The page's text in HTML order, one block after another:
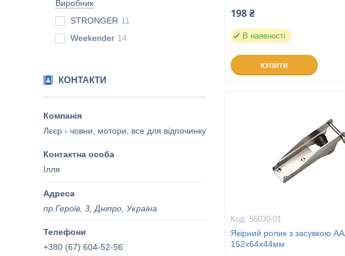
Виробник
STRONGER 11
Weekender 14
КОНТАКТИ
Лєєр - човни, мотори, все для відпочинку
Ілля
пр.Героїв, 3, Дніпро, Україна
+380 (67) 604-52-56
198 ₴
В наявності
КУПИТИ
56030-01
Якірний ролик з засувкою
152х64х44мм